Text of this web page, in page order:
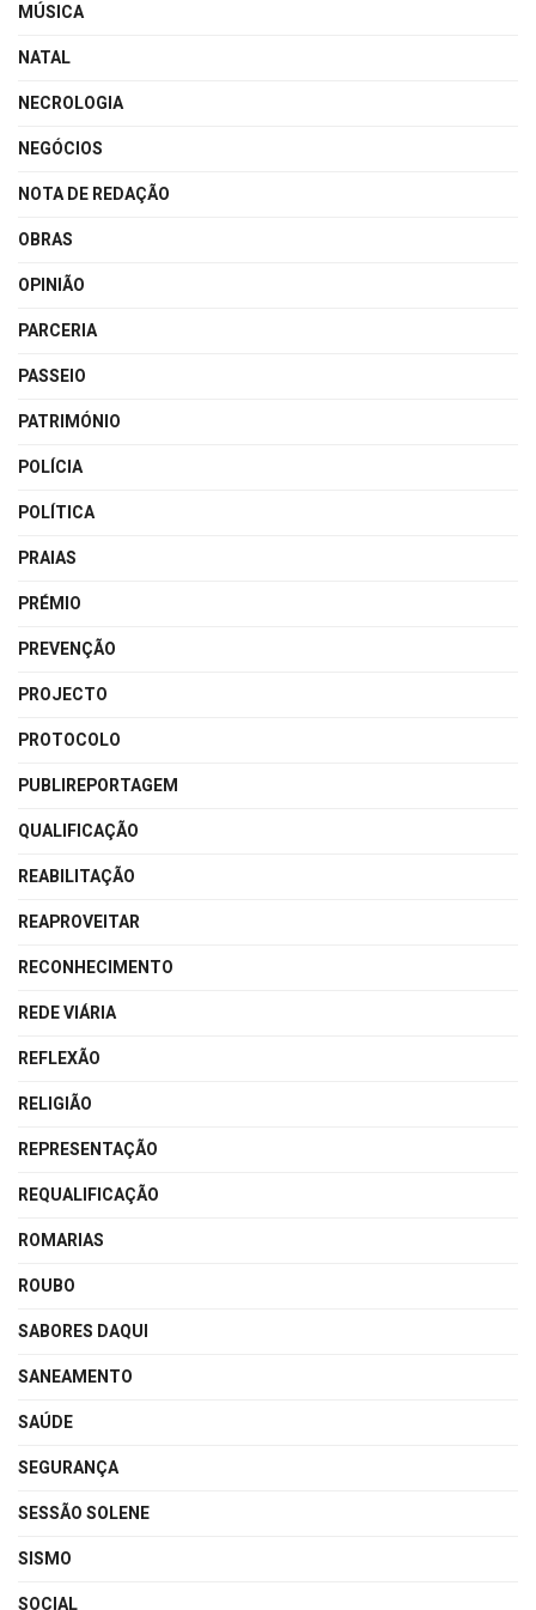
MÚSICA
NATAL
NECROLOGIA
NEGÓCIOS
NOTA DE REDAÇÃO
OBRAS
OPINIÃO
PARCERIA
PASSEIO
PATRIMÓNIO
POLÍCIA
POLÍTICA
PRAIAS
PRÉMIO
PREVENÇÃO
PROJECTO
PROTOCOLO
PUBLIREPORTAGEM
QUALIFICAÇÃO
REABILITAÇÃO
REAPROVEITAR
RECONHECIMENTO
REDE VIÁRIA
REFLEXÃO
RELIGIÃO
REPRESENTAÇÃO
REQUALIFICAÇÃO
ROMARIAS
ROUBO
SABORES DAQUI
SANEAMENTO
SAÚDE
SEGURANÇA
SESSÃO SOLENE
SISMO